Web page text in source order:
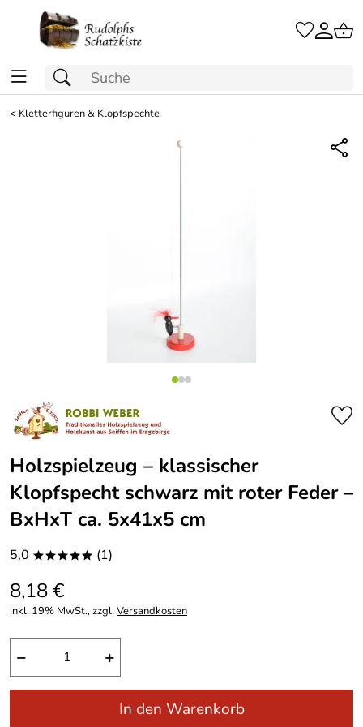
< Kletterfiguren & Klopfspechte
Holzspielzeug – klassischer
Klopfspecht schwarz mit roter Feder –
BxHxT ca. 5x41x5 cm
5,0 ***** (1)
8,18 €
inkl. 19% MwSt., zzgl.Versandkosten
− +
In den Warenkorb